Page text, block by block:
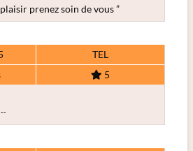
prenez soin de vous ”
TEL
5